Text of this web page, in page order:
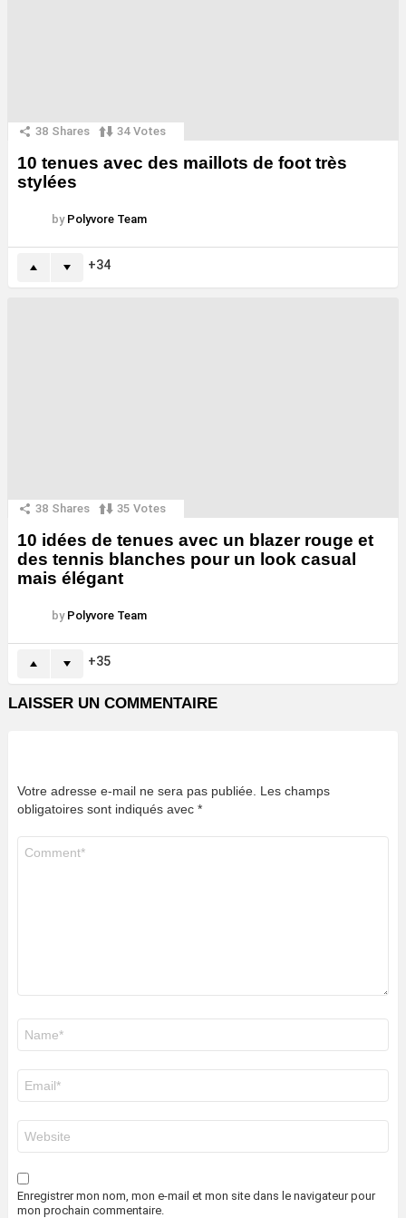
38 Shares 34 Votes
10 tenues avec des maillots de foot très
stylées
by Polyvore Team
34
38 Shares 35 Votes
10 idées de tenues avec un blazer rouge et
des tennis blanches pour un look casual
mais élégant
by Polyvore Team
35
LAISSER UN COMMENTAIRE
Votre adresse e-mail ne sera pas publiée. Les champs
obligatoires sont indiqués avec *
mail
*
web
Enregistrer mon nom, mon e-mail et mon site dans le navigateur pour
mon prochain commentaire.